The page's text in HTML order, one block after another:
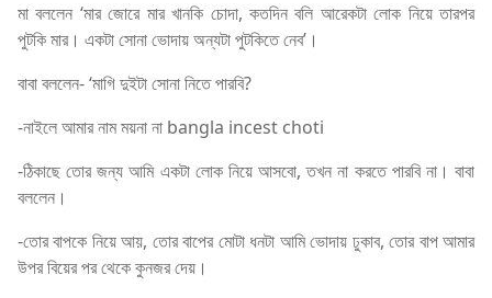
মা বললেন ‘মার জোরে মার খানকি চোদা, কতদিন বলি আরেকটা লোক নিয়ে তারপর
পুটকি মার। একটা সোনা ভোদায় অন্যটা পুটকিতে নেব’।
বাবা বললেন- ‘মাগি দুইটা সোনা নিতে পারবি?
-নাইলে আমার নাম ময়না না bangla incest choti
-ঠিকাছে তোর জন্য আমি একটা লোক নিয়ে আসবো, তখন না করতে পারবি না। বাবা
বললেন।
-তোর বাপকে নিয়ে আয়, তোর বাপের মোটা ধনটা আমি ভোদায় ঢুকাব, তোর বাপ আমার
উপর বিয়ের পর থেকে কুনজর দেয়।